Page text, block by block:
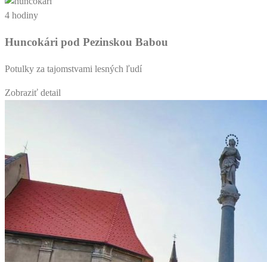
4 hodiny
Huncokári pod Pezinskou Babou
Potulky za tajomstvami lesných ľudí
Zobraziť detail